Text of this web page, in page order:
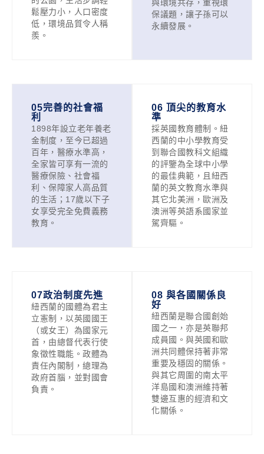
鬆壓力小，人口密度
低，環境品質令人稱
羨。
與環境共存，重視環
保議題，讓子孫可以
永續發展。
05完善的社會福
利
1898年設立老年養老
金制度，至今已超過
百年，醫療水準高，
全家皆可享有一流的
醫療保險、社會福
利、保障家人高品質
的生活；17歲以下子
女享受完全免費義務
教育。
06 頂尖的教育水
準
採英國教育體制。紐
西蘭的中小學教育受
到聯合國教科文組織
的評鑒為全球中小學
的最佳典範，且紐西
蘭的英文教育水準與
其它北美洲，歐洲及
澳洲等英語系國家並
駕齊驅。
07政治制度先進
紐西蘭的國體為君主
立憲制，以英國國王
（或女王）為國家元
首，由總督代表行使
象徵性職能。政體為
責任內閣制，總理為
政府首腦，並對國會
負責。
08 與各國關係良
好
紐西蘭是聯合國創始
國之一，亦是英聯邦
成員國。與英國和歐
洲共同體保持著非常
重要及穩固的關係。
與其它周圍的南太平
洋島國和澳洲維持著
雙邊互惠的經濟和文
化關係。